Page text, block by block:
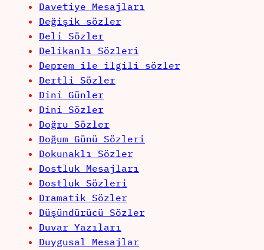
Davetiye Mesajları
Değişik sözler
Deli Sözler
Delikanlı Sözleri
Deprem ile ilgili sözler
Dertli Sözler
Dini Günler
Dini Sözler
Doğru Sözler
Doğum Günü Sözleri
Dokunaklı Sözler
Dostluk Mesajları
Dostluk Sözleri
Dramatik Sözler
Düşündürücü Sözler
Duvar Yazıları
Duygusal Mesajlar